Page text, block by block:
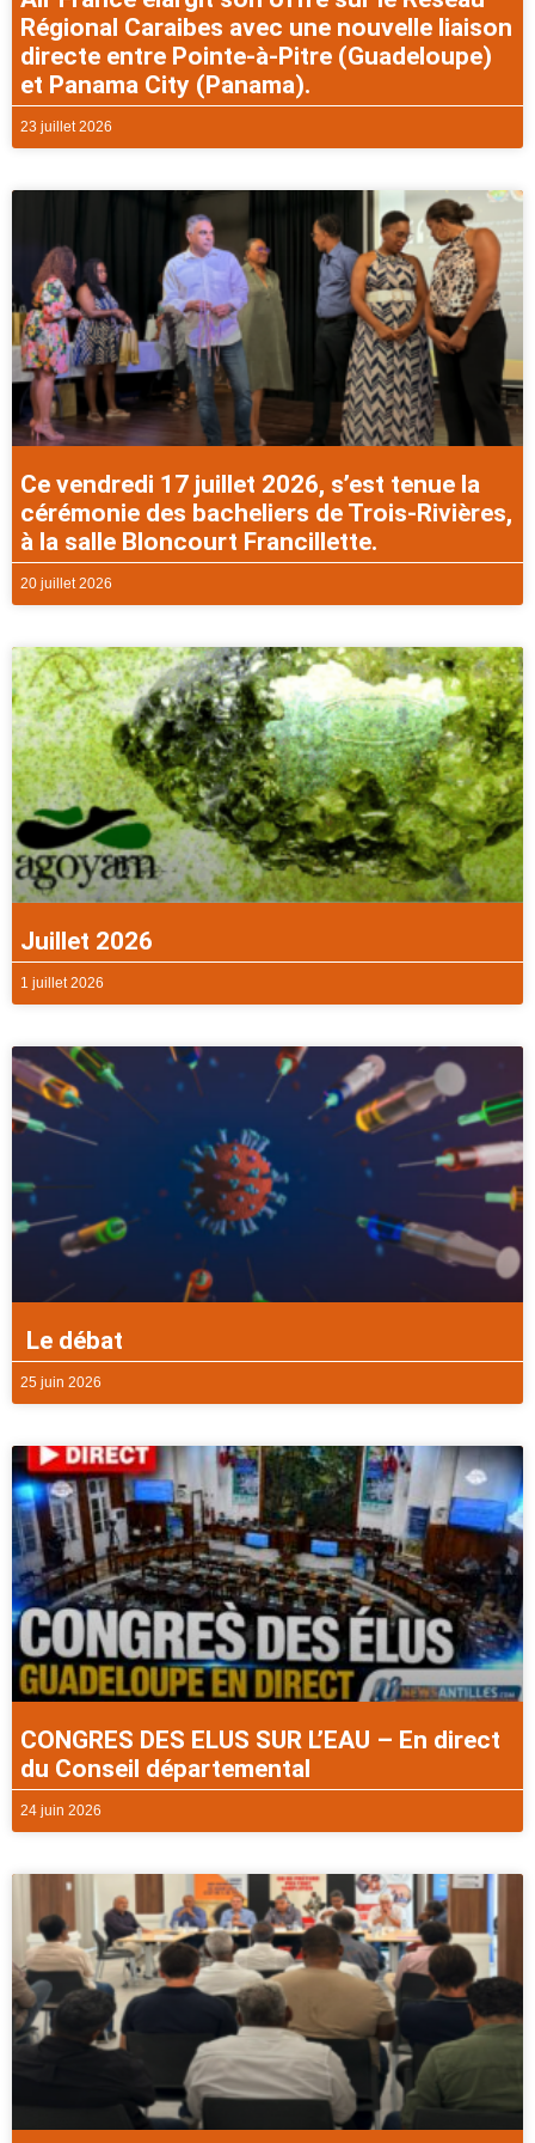
Régional Caraibes avec une nouvelle liaison
directe entre Pointe-à-Pitre (Guadeloupe)
et Panama City (Panama).
23 juillet 2026
Ce vendredi 17 juillet 2026, s’est tenue la
cérémonie des bacheliers de Trois-Rivières,
à la salle Bloncourt Francillette.
20 juillet 2026
Juillet 2026
1 juillet 2026
Le débat
25 juin 2026
CONGRES DES ELUS SUR L’EAU – En direct
du Conseil départemental
24 juin 2026